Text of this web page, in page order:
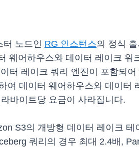
터 노드인 RG 인스턴스의 정식
웨어하우스와 데이터 레이크 워
터 레이크 쿼리 엔진이 포함되어
데이터 웨어하우스와 데이터
바이트당 요금이 사라집니다.
S3의 개방형 데이터 레이크 테
쿼리의 경우 최대 2.4배,